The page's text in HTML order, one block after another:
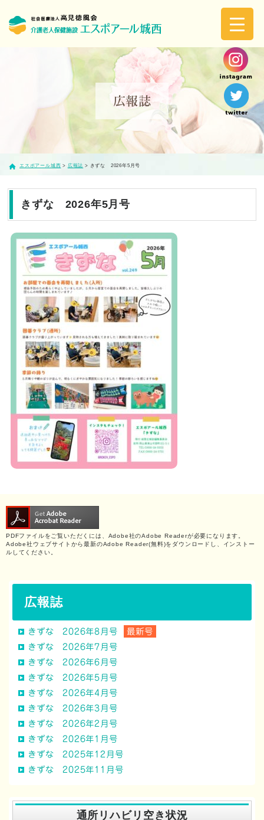
介護老人保健施設エスポアール城西
広報誌
エスポアール城西 > 広報誌 > きずな 2026年5月号
きずな 2026年5月号
PDFファイルをご覧いただくには、Adobe社のAdobe Readerが必要になります。
Adobe社ウェブサイトから最新のAdobe Reader(無料)をダウンロードし、インストー
ルしてください。
広報誌
きずな 2026年8月号
最新号
きずな 2026年7月号
きずな 2026年6月号
きずな 2026年5月号
きずな 2026年4月号
きずな 2026年3月号
きずな 2026年2月号
きずな 2026年1月号
きずな 2025年12月号
きずな 2025年11月号
通所リハビリ空き状況